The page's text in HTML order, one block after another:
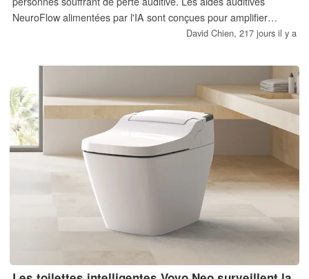
NeuroFlow alimentées par l'IA sont conçues pour amplifier
uniquement la parole, et non les bruits de fond, avec des
David Chien, 217 jours il y a